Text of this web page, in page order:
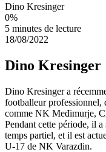
Dino Kresinger
0%
5 minutes de lecture
18/08/2022
Dino Kresinger
Dino Kresinger a
footballeur professionnel,
comme NK Međimurje,
Pendant cette période, il
temps partiel, et il est
U-17 de NK Varazdin.